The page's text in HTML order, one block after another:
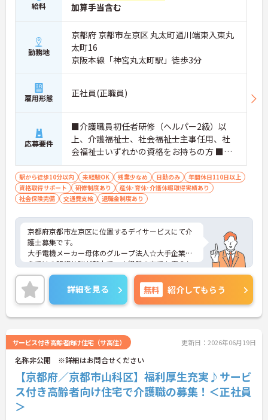
給料
加算手当含む
勤務地
京都府 京都市左京区 丸太町通川端東入東丸
太町16
京阪本線「神宮丸太町駅」徒歩3分
雇用形態 正社員(正職員)
応募要件
■介護職員初任者研修（ヘルパー2級）以
上、介護福祉士、社会福祉士主事任用、社
会福祉士いずれかの資格をお持ちの方 ■普
通自動車運転免許（AT限定可）
駅から徒歩10分以内 未経験OK 残業少なめ 日勤のみ
年間休日110日以上
資格取得サポート
研修制度あり
産休･育休･介護休暇取得実績あり
社会保険完備
交通費支給 退職金制度あり
京都府京都市左京区に位置するデイサービスにて介
護士募集です。
大手電機メーカー母体のグループ法人☆大手企業な
らではの研修体制が魅力で、未経験の方でも安心し
てチャレンジできる環境です。
また、年間休日114日とお休みも多め、メリハリを
つけてはたらくことができます。
ご興味のある方には、面接対策ポイントなど、さら
に詳細をお話いたしますので、お気軽にご相談くだ
詳細を見る 無料 紹介してもらう
サービス付き高齢者向け住宅（サ高住） 更新日：2026年06月19日
名称非公開 ※詳細はお問合せください
【京都府／京都市山科区】福利厚生充実♪サービ
ス付き高齢者向け住宅で介護職の募集！＜正社員
＞